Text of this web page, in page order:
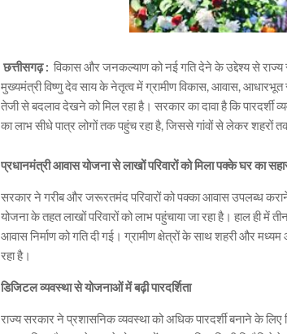
छत्तीसगढ़ : विकास और जनकल्याण को नई गति देने के उद्देश्य से
मुख्यमंत्री विष्णु देव साय के नेतृत्व में ग्रामीण विकास, आवास,
तेजी से बदलाव देखने को मिल रहा है। सरकार का दावा है कि
का लाभ सीधे पात्र लोगों तक पहुंच रहा है, जिससे गांवों से लेकर शहरों
प्रधानमंत्री आवास योजना से लाखों परिवारों को मिला पक्के घर का
सरकार ने गरीब और जरूरतमंद परिवारों को पक्का आवास उपलब्ध
योजना के तहत लाखों परिवारों को लाभ पहुंचाया जा रहा है। हाल ही में
आवास निर्माण को गति दी गई। ग्रामीण क्षेत्रों के साथ शहरी और
रहा है।
डिजिटल व्यवस्था से योजनाओं में बढ़ी पारदर्शिता
राज्य सरकार ने प्रशासनिक व्यवस्था को अधिक पारदर्शी बनाने के